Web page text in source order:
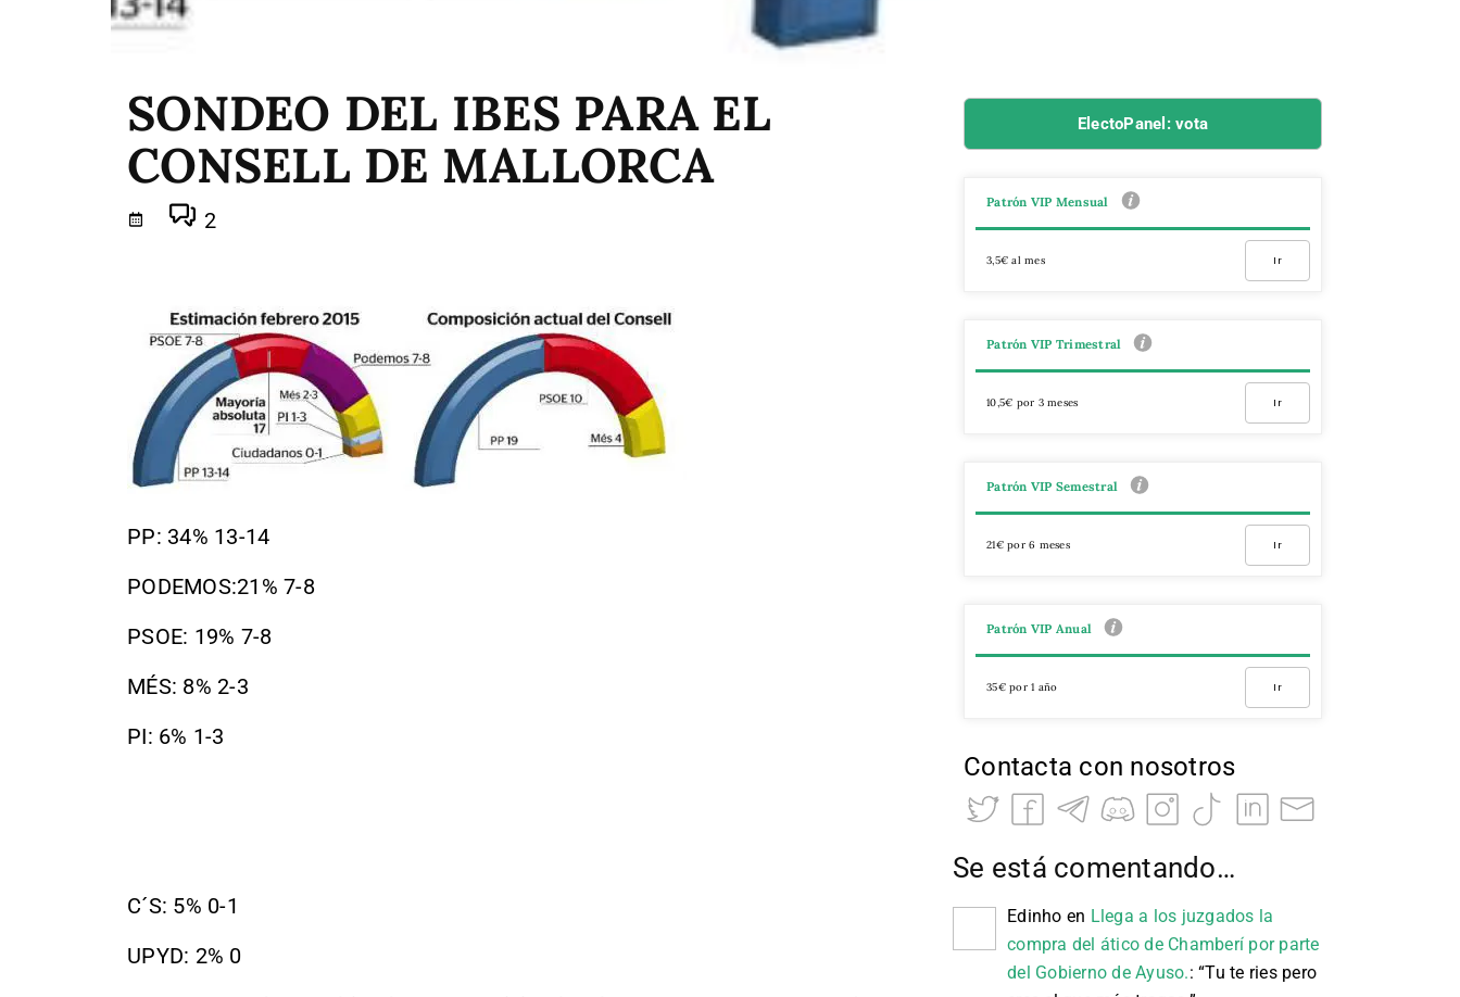
SONDEO DEL IBES PARA EL
CONSELL DE MALLORCA
2
PP: 34% 13-14
PODEMOS:21% 7-8
PSOE: 19% 7-8
MÉS: 8% 2-3
PI: 6% 1-3
C´S: 5% 0-1
UPYD: 2% 0
ElectoPanel: vota
Patrón VIP Mensual
3,5€ al mes Ir
Patrón VIP Trimestral
10,5€ por 3 meses Ir
Patrón VIP Semestral
21€ por 6 meses Ir
Patrón VIP Anual
35€ por 1 año Ir
Contacta con nosotros
Se está comentando…
Edinho en Llega a los juzgados la
compra del ático de Chamberí por parte
del Gobierno de Ayuso.: “Tu te ries pero